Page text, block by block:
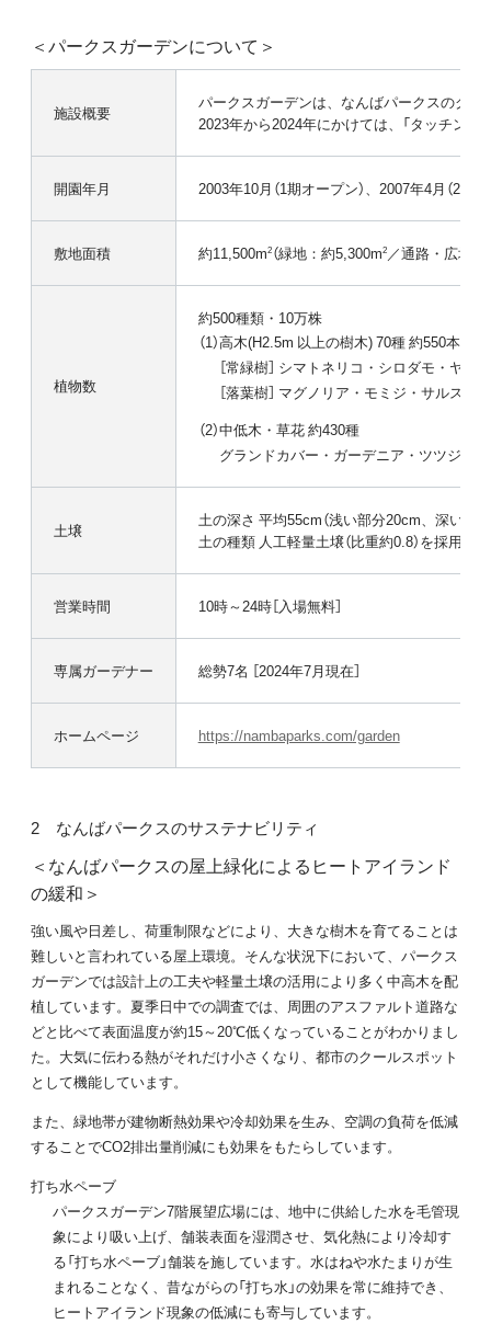
＜パークスガーデンについて＞
施設概要
パークスガーデンは、なんばパークスのグ
2023年から2024年にかけては、「タッチン
開園年月 2003年10月（1期オープン）、2007年4月（2期
敷地面積 約11,500m2（緑地：約5,300m2／通路・広場：
植物数
約500種類・10万株
（1）高木(H2.5m 以上の樹木) 70種 約550本
［常緑樹］ シマトネリコ・シロダモ・ヤ
［落葉樹］ マグノリア・モミジ・サルス
（2）中低木・草花 約430種
グランドカバー・ガーデニア・ツツジ類
土壌
土の深さ 平均55cm（浅い部分20cm、深い部分
土の種類 人工軽量土壌（比重約0.8）を採用
営業時間 10時～24時［入場無料］
専属ガーデナー 総勢7名 ［2024年7月現在］
ホームページ https://nambaparks.com/garden
なんばパークスのサステナビリティ
＜なんばパークスの屋上緑化によるヒートアイランド
の緩和＞
強い風や日差し、荷重制限などにより、大きな樹木を育てることは
難しいと言われている屋上環境。そんな状況下において、パークス
ガーデンでは設計上の工夫や軽量土壌の活用により多く中高木を配
植しています。夏季日中での調査では、周囲のアスファルト道路な
どと比べて表面温度が約15～20℃低くなっていることがわかりまし
た。大気に伝わる熱がそれだけ小さくなり、都市のクールスポット
として機能しています。
また、緑地帯が建物断熱効果や冷却効果を生み、空調の負荷を低減
することでCO2排出量削減にも効果をもたらしています。
打ち水ペーブ
パークスガーデン7階展望広場には、地中に供給した水を毛管現
象により吸い上げ、舗装表面を湿潤させ、気化熱により冷却す
る「打ち水ペーブ」舗装を施しています。水はねや水たまりが生
まれることなく、昔ながらの「打ち水」の効果を常に維持でき、
ヒートアイランド現象の低減にも寄与しています。